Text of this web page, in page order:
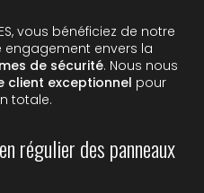
vous bénéficiez de notre
engagement envers la
de sécurité. Nous nous
client exceptionnel pour
totale.
régulier des panneaux